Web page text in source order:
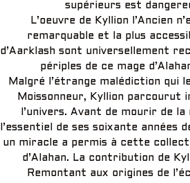
supérieurs est
L’oeuvre de Kyllion l’Ancien
remarquable et la plus
d’Aarklash sont universellement
périples de ce mage
Malgré l’étrange malédiction qui
Moissonneur, Kyllion parcourut
l’univers. Avant de mourir de
l’essentiel de ses soixante années
un miracle a permis à cette
d’Alahan. La contribution de
Remontant aux origines de